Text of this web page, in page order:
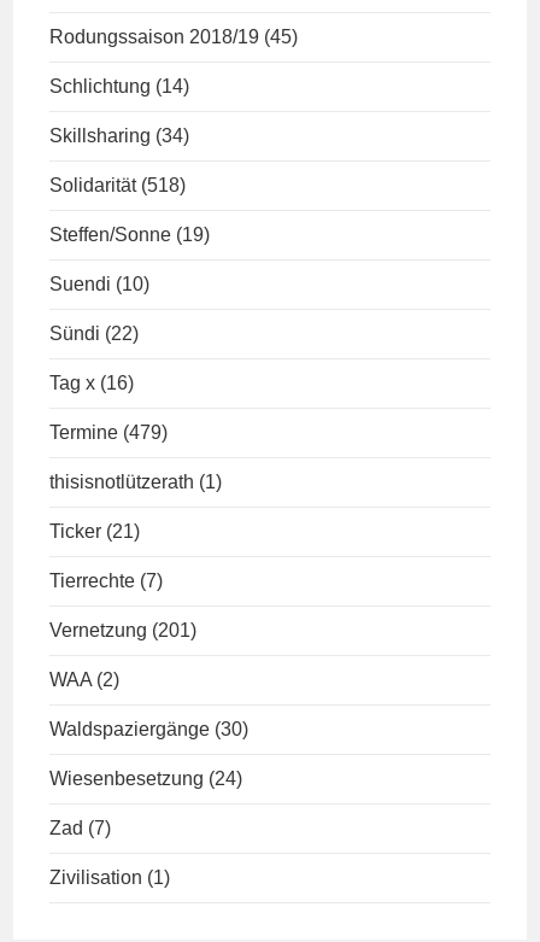
Rodungssaison 2018/19 (45)
Schlichtung (14)
Skillsharing (34)
Solidarität (518)
Steffen/Sonne (19)
Suendi (10)
Sündi (22)
Tag x (16)
Termine (479)
thisisnotlützerath (1)
Ticker (21)
Tierrechte (7)
Vernetzung (201)
WAA (2)
Waldspaziergänge (30)
Wiesenbesetzung (24)
Zad (7)
Zivilisation (1)